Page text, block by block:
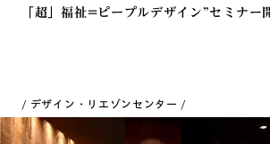
「超」福祉=ピープルデザイン”セミナー
デザイン・リエゾンセンター